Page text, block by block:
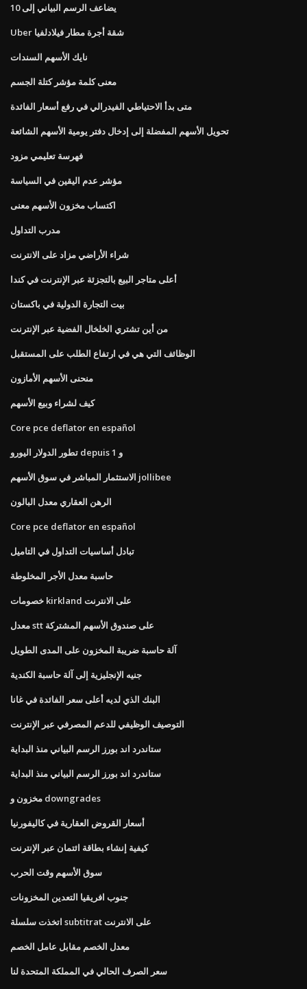
يضاعف الرسم البياني إلى 10
Uber شقة أجرة مطار فيلادلفيا
نايك الأسهم السندات
معنى كلمة مؤشر كتلة الجسم
متى بدأ الاحتياطي الفيدرالي في رفع أسعار الفائدة
تحويل الأسهم المفضلة إلى إدخال دفتر يومية الأسهم الشائعة
فهرسة تعليمي مزود
مؤشر عدم اليقين في السياسة
اكتساب مخزون الأسهم معنى
مدرب التداول
شراء الأراضي مزاد على الانترنت
أعلى متاجر البيع بالتجزئة عبر الإنترنت في كندا
بيت التجارة الدولية في باكستان
من أين تشتري الخلخال الفضية عبر الإنترنت
الوظائف التي هي في ارتفاع الطلب على المستقبل
منحنى الأسهم الأمازون
كيف لشراء وبيع الأسهم
Core pce deflator en español
تطور الدولار اليورو depuis 1 و
الاستثمار المباشر في سوق الأسهم jollibee
الرهن العقاري معدل البالون
Core pce deflator en español
تبادل أساسيات التداول في التاميل
حاسبة معدل الأجر المخلوطة
خصومات kirkland على الانترنت
معدل stt على صندوق الأسهم المشتركة
آلة حاسبة ضريبة المخزون على المدى الطويل
جنيه الإنجليزية إلى آلة حاسبة الكندية
البنك الذي لديه أعلى سعر الفائدة في غانا
التوصيف الوظيفي للدعم المصرفي عبر الإنترنت
ستاندرد اند بورز الرسم البياني منذ البداية
ستاندرد اند بورز الرسم البياني منذ البداية
مخزون و downgrades
أسعار القروض العقارية في كاليفورنيا
كيفية إنشاء بطاقة ائتمان عبر الإنترنت
سوق الأسهم وقت الحرب
جنوب افريقيا التعدين المخزونات
اتخذت سلسلة subtitrat على الانترنت
معدل الخصم مقابل عامل الخصم
سعر الصرف الحالي في المملكة المتحدة لنا